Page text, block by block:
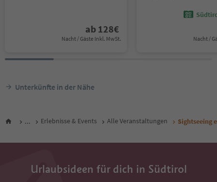
ab 128€
Nacht / Gäste Inkl. MwSt. Nacht /
Unterkünfte in der Nähe
... Erlebnisse & Events Alle Veranstaltungen Sightseeing
Urlaubsideen für dich in Südtirol